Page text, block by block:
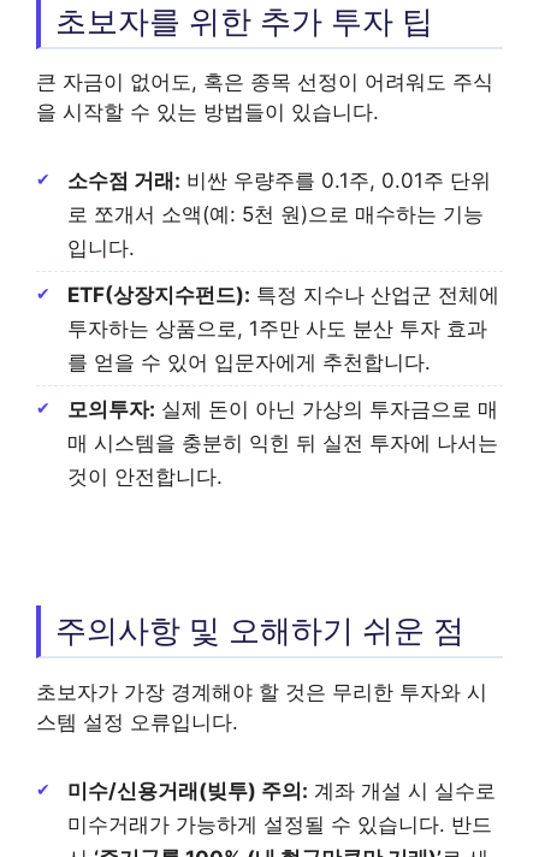
초보자를 위한 추가 투자 팁
큰 자금이 없어도, 혹은 종목 선정이 어려워도 주식
을 시작할 수 있는 방법들이 있습니다.
소수점 거래: 비싼 우량주를 0.1주, 0.01주 단위
로 쪼개서 소액(예: 5천 원)으로 매수하는 기능
입니다.
ETF(상장지수펀드): 특정 지수나 산업군 전체에
투자하는 상품으로, 1주만 사도 분산 투자 효과
를 얻을 수 있어 입문자에게 추천합니다.
모의투자: 실제 돈이 아닌 가상의 투자금으로 매
매 시스템을 충분히 익힌 뒤 실전 투자에 나서는
것이 안전합니다.
주의사항 및 오해하기 쉬운 점
초보자가 가장 경계해야 할 것은 무리한 투자와 시
스템 설정 오류입니다.
미수/신용거래(빚투) 주의: 계좌 개설 시 실수로
미수거래가 가능하게 설정될 수 있습니다. 반드